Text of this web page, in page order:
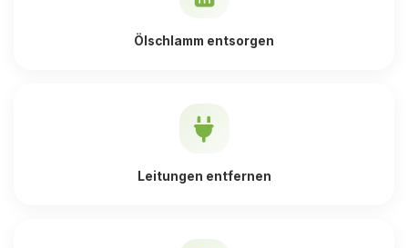
Ölschlamm entsorgen
Leitungen entfernen